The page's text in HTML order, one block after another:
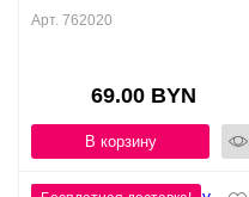
Арт. 762020
69.00 BYN
В корзину